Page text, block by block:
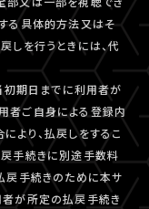
る具体的方法又はそ
しを行うときには、代
初期日までに利用者が
者ご自身による登録内
より、払戻しをするこ
手続きに別途手数料
戻手続きのために本サ
が所定の払戻手続き